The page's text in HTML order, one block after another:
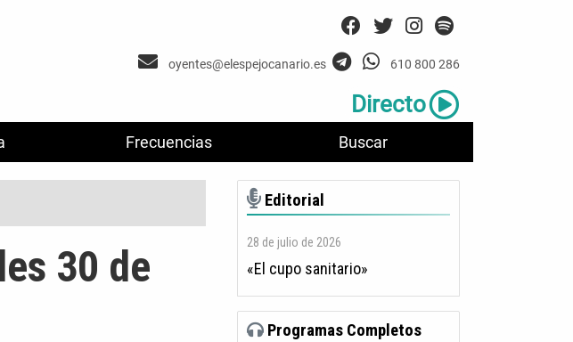
Frecuencias Buscar
oyentes@elespejocanario.es 610 800 286
Directo
30 de
Editorial
28 de julio de 2026
«El cupo sanitario»
Programas Completos